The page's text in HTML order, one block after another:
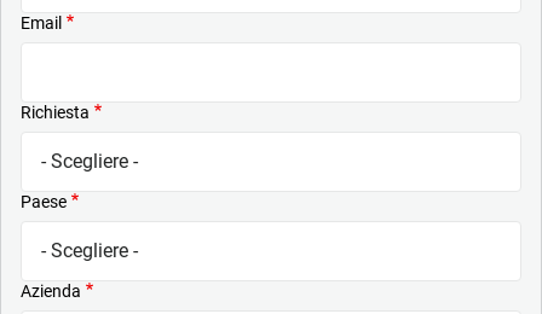
Email
Richiesta
Paese
Azienda